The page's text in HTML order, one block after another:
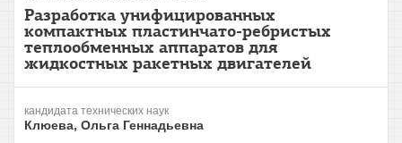
Разработка унифицированных
компактных пластинчато-ребристых
теплообменных аппаратов для
жидкостных ракетных двигателей
кандидата технических наук
Клюева, Ольга Геннадьевна